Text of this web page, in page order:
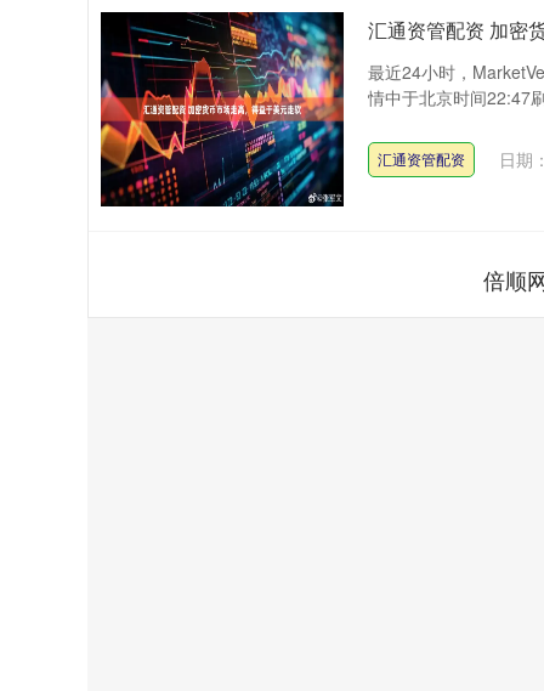
汇通资管配资 加密
最近24小时，
情中于北京时间22:47
汇通资管配资 日期
倍顺